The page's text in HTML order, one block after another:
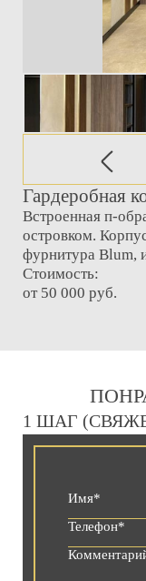
Гардеробная
Встроенная п-
островком.
фурнитура Blum,
Стоимость:
от 50 000 руб.
1 ШАГ